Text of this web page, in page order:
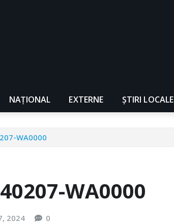
NAŢIONAL EXTERNE ȘTIRI LOCALE
WA0000
WA0000
2024 0